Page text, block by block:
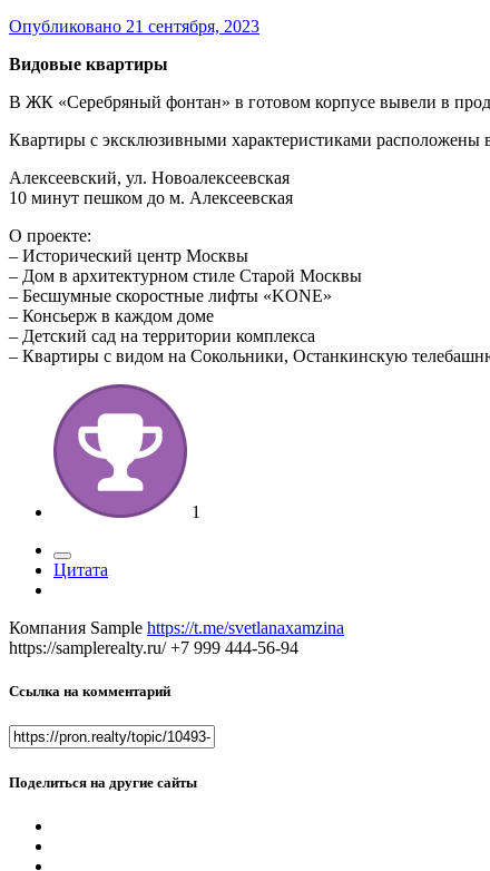
Опубликовано 21 сентября, 2023
Видовые квартиры
В ЖК «Серебряный фонтан» в готовом корпусе вывели в
Квартиры с эксклюзивными характеристиками расположены
Алексеевский, ул. Новоалексеевская
10 минут пешком до м. Алексеевская
О проекте:
– Исторический центр Москвы
– Дом в архитектурном стиле Старой Москвы
– Бесшумные скоростные лифты «KONE»
– Консьерж в каждом доме
– Детский сад на территории комплекса
– Квартиры с видом на Сокольники, Останкинскую
1
Цитата
Компания Sample https://t.me/svetlanaxamzina
https://samplerealty.ru/ +7 999 444-56-94
Ссылка на комментарий
Поделиться на другие сайты